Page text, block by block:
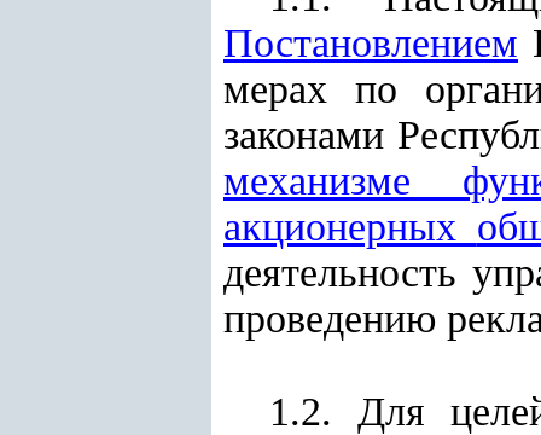
Постановлением
мерах по
законами
механизме
акционерных
деятельность
проведению
1.2. Для